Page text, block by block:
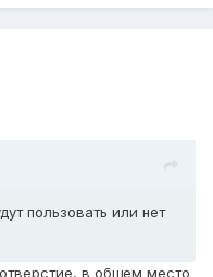
пользовать или нет
в общем место